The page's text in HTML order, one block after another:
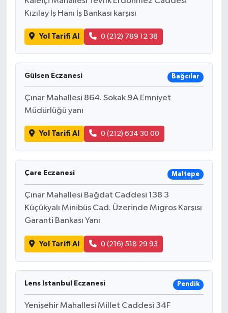
Kızılay İş Hanı İş Bankası karşısı
Yol Tarifi Al 0 (212) 789 12 38
Gülsen Eczanesi Bağcılar
Çınar Mahallesi 864. Sokak 9A Emniyet
Müdürlüğü yanı
Yol Tarifi Al 0 (212) 634 30 00
Çare Eczanesi Maltepe
Çınar Mahallesi Bağdat Caddesi 138 3
Küçükyalı Minibüs Cad. Üzerinde Migros Karşısı
Garanti Bankası Yanı
Yol Tarifi Al 0 (216) 518 29 93
Lens Istanbul Eczanesi Pendik
Yenişehir Mahallesi Millet Caddesi 34F